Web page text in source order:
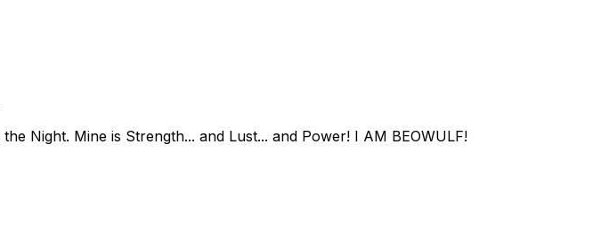
Night. Mine is Strength... and Lust... and Power! I AM BEOWULF!